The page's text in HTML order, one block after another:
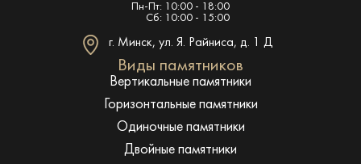
Пн-Пт: 10:00 - 18:00
Сб: 10:00 - 15:00
г. Минск, ул. Я. Райниса, д. 1 Д
Виды памятников
Вертикальные памятники
Горизонтальные памятники
Одиночные памятники
Двойные памятники